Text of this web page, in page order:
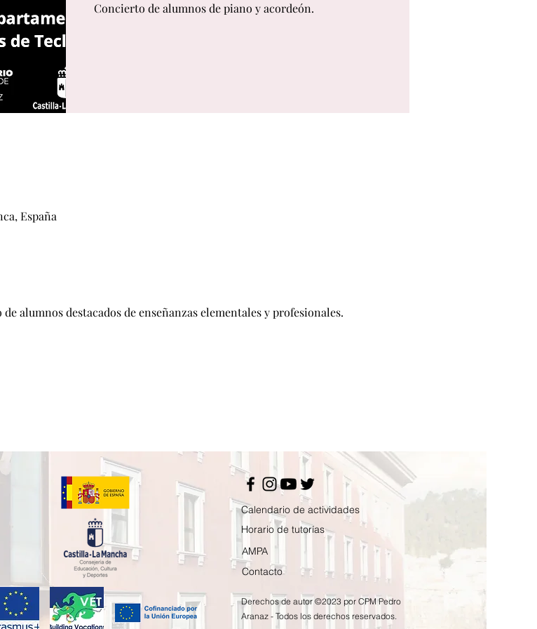
Concierto de alumnos de piano y acordeón.
España
alumnos destacados de enseñanzas elementales y profesionales.
Calendario de actividades
Horario de tutorías
AMPA
Contacto
Derechos de autor ©2023 por CPM Pedro
Aranaz - Todos los derechos reservados.